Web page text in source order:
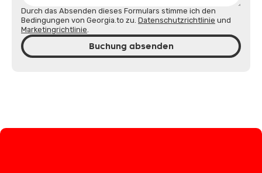
Durch das Absenden dieses Formulars stimme ich den
Bedingungen von Georgia.to zu. Datenschutzrichtlinie und
Marketingrichtlinie.
Buchung absenden